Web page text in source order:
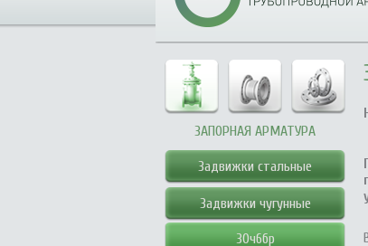
ЗАПОРНАЯ АРМАТУРА
Задвижки стальные
Задвижки чугунные
30ч6бр